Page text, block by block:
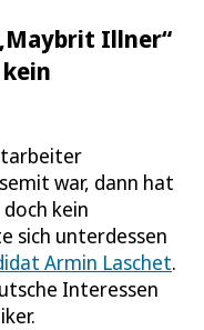
Illner“
war, dann hat
kein
sich unterdessen
Armin Laschet.
Interessen